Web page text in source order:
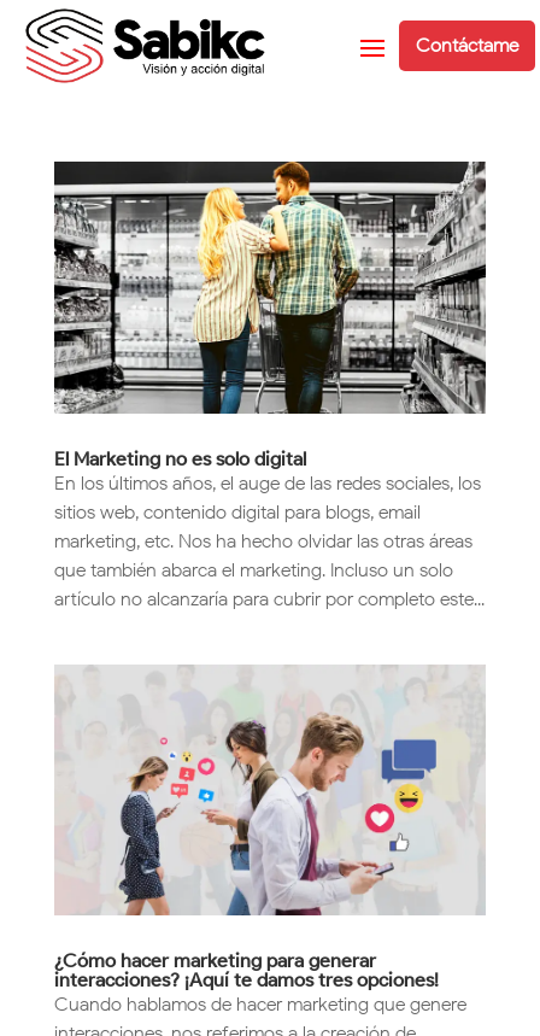
Contáctame
El Marketing no es solo digital
En los últimos años, el auge de las redes sociales, los
sitios web, contenido digital para blogs, email
marketing, etc. Nos ha hecho olvidar las otras áreas
que también abarca el marketing. Incluso un solo
artículo no alcanzaría para cubrir por completo este...
¿Cómo hacer marketing para generar
interacciones? ¡Aquí te damos tres opciones!
Cuando hablamos de hacer marketing que genere